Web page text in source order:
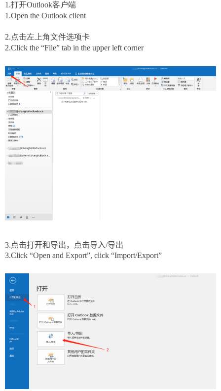
1.打开Outlook客户端
1.Open the Outlook client
2.点击左上角文件选项卡
2.Click the “File” tab in the upper left corner
3.点击打开和导出，点击导入/导出
3.Click “Open and Export”, click “Import/Export”